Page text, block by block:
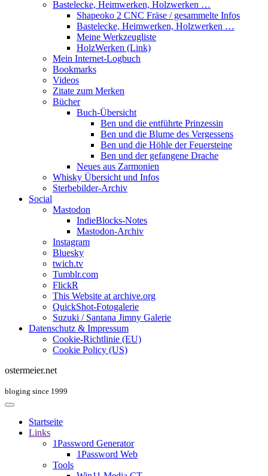
Bastelecke, Heimwerken, Holzwerken …
Shapeoko 2 CNC Fräse / gesammelte Infos
Bastelecke, Heimwerken, Holzwerken …
Meine Werkzeugliste
HolzWerken (Link)
Mein Internet-Logbuch
Bookmarks
Videos
Zitate zum Merken
Bücher
Buch-Übersicht
Ben und die entführte Prinzessin
Ben und die Blume des Vergessens
Ben und die Höhle der Feuersteine
Ben und der gefangene Drache
Neues aus Zarmonien
Whisky Übersicht und Infos
Sterbebilder-Archiv
Social
Mastodon
IndieBlocks-Notes
Mastodon-Archiv
Instagram
Bluesky
twich.tv
Tumblr.com
FlickR
This Website at archive.org
QuickShot-Fotogalerie
Suzuki / Santana Jimny Galerie
Datenschutz & Impressum
Cookie-Richtlinie (EU)
Cookie Policy (US)
ostermeier.net
bloging since 1999
Startseite
Links
1Password Generator
1Password Web
Tools